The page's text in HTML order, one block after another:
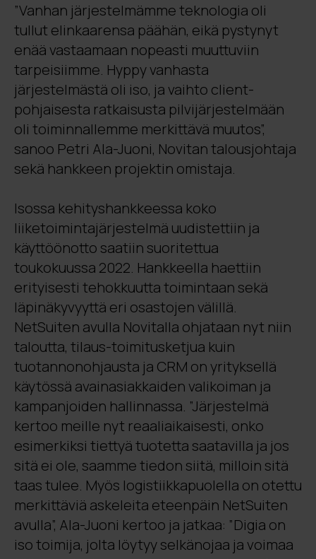
”Vanhan järjestelmämme teknologia oli
tullut elinkaarensa päähän, eikä pystynyt
enää vastaamaan nopeasti muuttuviin
tarpeisiimme. Hyppy vanhasta
järjestelmästä oli iso, ja vaihto client-
pohjaisesta ratkaisusta pilvijärjestelmään
oli toiminnallemme merkittävä muutos”,
sanoo Petri Ala-Juoni, Novitan talousjohtaja
sekä hankkeen projektin omistaja.
Isossa kehityshankkeessa koko
liiketoimintajärjestelmä uudistettiin ja
käyttöönotto saatiin suoritettua
toukokuussa 2022. Hankkeella haettiin
erityisesti tehokkuutta toimintaan sekä
läpinäkyvyyttä eri osastojen välillä.
NetSuiten avulla Novitalla ohjataan nyt niin
taloutta, tilaus-toimitusketjua kuin
tuotannonohjausta ja CRM on yrityksellä
käytössä avainasiakkaiden valikoiman ja
kampanjoiden hallinnassa. ”Järjestelmä
kertoo meille nyt reaaliaikaisesti, onko
esimerkiksi tiettyä tuotetta saatavilla ja jos
sitä ei ole, saamme tiedon siitä, milloin sitä
taas tulee. Myös logistiikkapuolella on otettu
merkittäviä askeleita eteenpäin NetSuiten
avulla”, Ala-Juoni kertoo ja jatkaa: ”Digia on
iso toimija, jolta löytyy selkänojaa ja voimaa